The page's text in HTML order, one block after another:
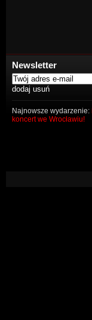
Newsletter
Najnowsze wydarzenie:
koncert we Wrocławiu!